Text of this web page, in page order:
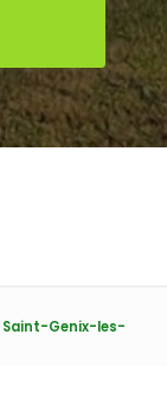
Saint-Genix-les-